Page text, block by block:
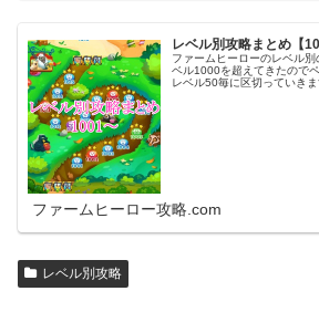
レベル別攻略まとめ【
ファームヒーローのレベル
ベル1000を超えてきたので
レベル50毎に区切っていき
ファームヒーロー攻略.com
レベル別攻略